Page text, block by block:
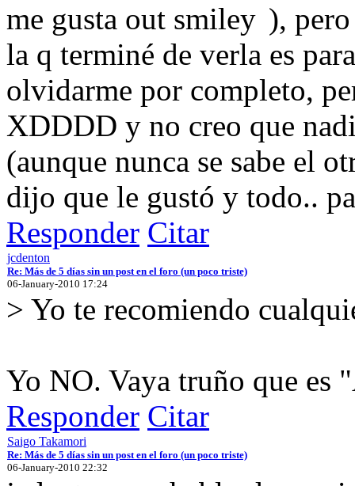
me gusta
),
la q terminé de verla es
olvidarme por completo,
XDDDD y no creo que
(aunque nunca se sabe el
dijo que le gustó y todo..
Responder Citar
jcdenton
Re: Más de 5 días sin un post en el foro (un poco triste)
06-January-2010 17:24
> Yo te recomiendo
Yo NO. Vaya truño que es
Responder Citar
Saigo Takamori
Re: Más de 5 días sin un post en el foro (un poco triste)
06-January-2010 22:32